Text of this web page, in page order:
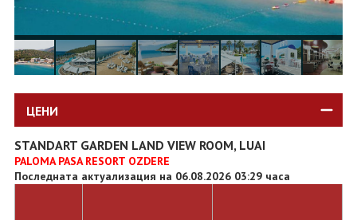
ЦЕНИ
STANDART GARDEN LAND VIEW ROOM, LUAI
PALOMA PASA RESORT OZDERE
Последната актуализация на 06.08.2026 03:29 часа